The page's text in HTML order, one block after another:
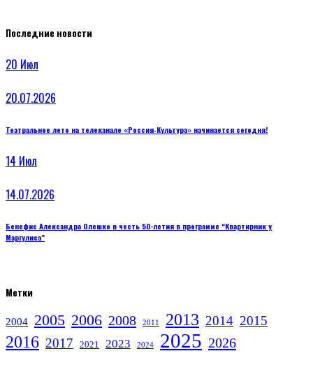
Последние новости
20 Июл
20.07.2026
Театральное лето на телеканале «Россия‑Культура» начинается сегодня!
14 Июл
14.07.2026
Бенефис Александра Олешко в честь 50-летия в программе “Квартирник у
Маргулиса”
Метки
2004 2005 2006 2008 2011 2013 2014 2015
2016 2017 2021 2023 2024 2025 2026